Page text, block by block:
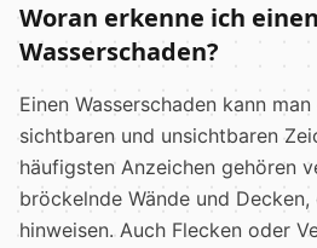
Woran erkenne ich einen
Wasserschaden?
Einen Wasserschaden kann
sichtbaren und unsichtbaren
häufigsten Anzeichen gehören
bröckelnde Wände und
hinweisen. Auch Flecken oder